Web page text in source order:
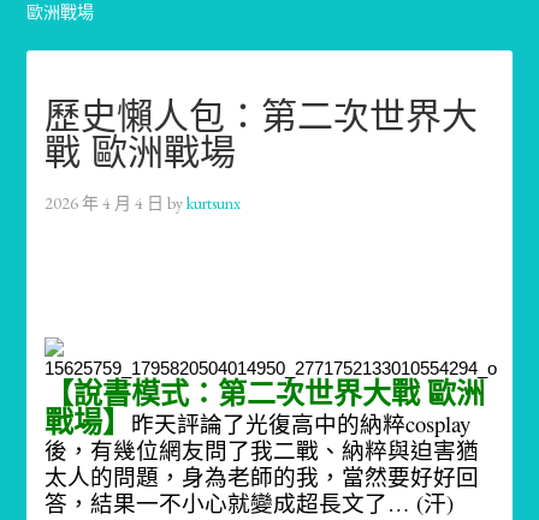
歐洲戰場
歷史懶人包：第二次世界大
戰 歐洲戰場
2026 年 4 月 4 日 bykurtsunx
【說書模式：第二次世界大戰 歐洲
戰場】昨天評論了光復高中的納粹cosplay
後，有幾位網友問了我二戰、納粹與迫害猶
太人的問題，身為老師的我，當然要好好回
答，結果一不小心就變成超長文了… (汗)